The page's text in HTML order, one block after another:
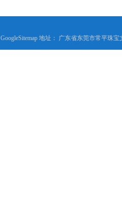
GoogleSitemap地址： 广东省东莞市常平珠宝